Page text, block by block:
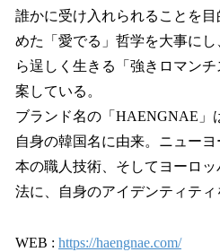
誰かに受け入れられることを
めた「愛でる」哲学を大事に
ら逞しく生きる「強きロマン
案している。
ブランド名の「HAENGNAE」
自身の韓国名に由来。ニュー
本の職人技術、そしてヨーロ
法に、自身のアイデンティティ
WEB : https://haengnae.com/